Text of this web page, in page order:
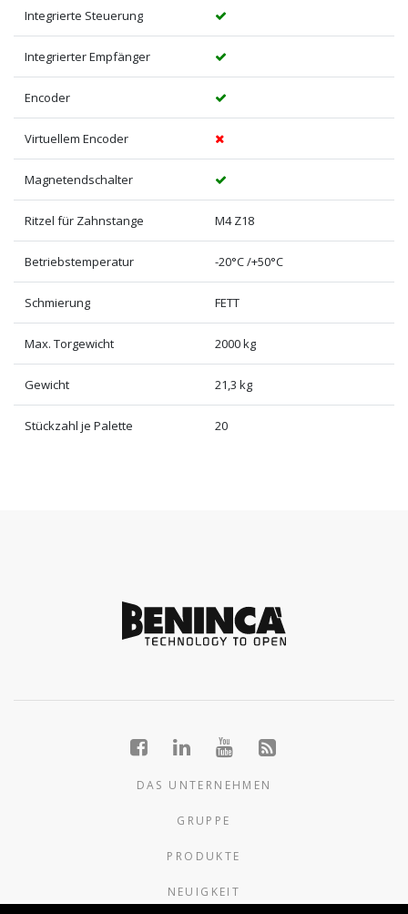
Integrierte Steuerung
Integrierter Empfänger
Encoder
Virtuellem Encoder
Magnetendschalter
Ritzel für Zahnstange M4 Z18
Betriebstemperatur -20°C /+50°C
Schmierung FETT
Max. Torgewicht 2000 kg
Gewicht 21,3 kg
Stückzahl je Palette 20
DAS UNTERNEHMEN
GRUPPE
PRODUKTE
NEUIGKEIT